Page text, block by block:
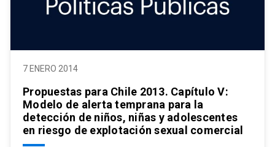
7 ENERO 2014
Propuestas para Chile 2013. Capítulo V:
Modelo de alerta temprana para la
detección de niños, niñas y adolescentes
en riesgo de explotación sexual comercial